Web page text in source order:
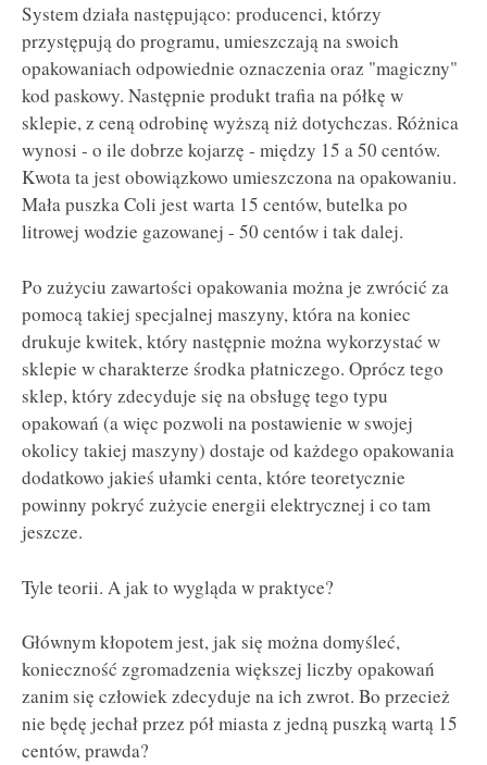
System działa następująco: producenci, którzy
przystępują do programu, umieszczają na swoich
opakowaniach odpowiednie oznaczenia oraz "magiczny"
kod paskowy. Następnie produkt trafia na półkę w
sklepie, z ceną odrobinę wyższą niż dotychczas. Różnica
wynosi - o ile dobrze kojarzę - między 15 a 50 centów.
Kwota ta jest obowiązkowo umieszczona na opakowaniu.
Mała puszka Coli jest warta 15 centów, butelka po
litrowej wodzie gazowanej - 50 centów i tak dalej.
Po zużyciu zawartości opakowania można je zwrócić za
pomocą takiej specjalnej maszyny, która na koniec
drukuje kwitek, który następnie można wykorzystać w
sklepie w charakterze środka płatniczego. Oprócz tego
sklep, który zdecyduje się na obsługę tego typu
opakowań (a więc pozwoli na postawienie w swojej
okolicy takiej maszyny) dostaje od każdego opakowania
dodatkowo jakieś ułamki centa, które teoretycznie
powinny pokryć zużycie energii elektrycznej i co tam
jeszcze.
Tyle teorii. A jak to wygląda w praktyce?
Głównym kłopotem jest, jak się można domyśleć,
konieczność zgromadzenia większej liczby opakowań
zanim się człowiek zdecyduje na ich zwrot. Bo przecież
nie będę jechał przez pół miasta z jedną puszką wartą 15
centów, prawda?